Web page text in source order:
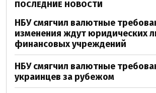
ПОСЛЕДНИЕ НОВОСТИ
НБУ смягчил валютные
изменения ждут юридических
финансовых учреждений
НБУ смягчил валютные
украинцев за рубежом